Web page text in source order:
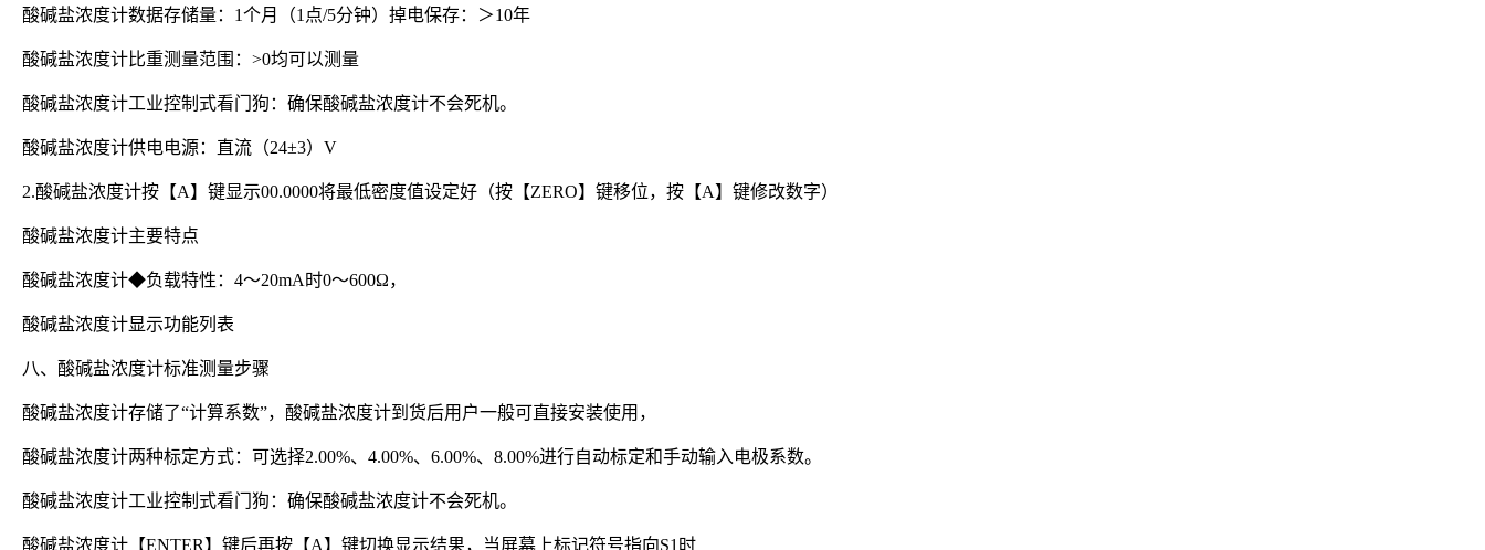
酸碱盐浓度计数据存储量：1个月（1点/5分钟）掉电保存：＞10年
酸碱盐浓度计比重测量范围：>0均可以测量
酸碱盐浓度计工业控制式看门狗：确保酸碱盐浓度计不会死机。
酸碱盐浓度计供电电源：直流（24±3）V
2.酸碱盐浓度计按【A】键显示00.0000将最低密度值设定好（按【ZERO】键移位，按【A】键修改数字）
酸碱盐浓度计主要特点
酸碱盐浓度计◆负载特性：4～20mA时0～600Ω，
酸碱盐浓度计显示功能列表
八、酸碱盐浓度计标准测量步骤
酸碱盐浓度计存储了“计算系数”，酸碱盐浓度计到货后用户一般可直接安装使用，
酸碱盐浓度计两种标定方式：可选择2.00%、4.00%、6.00%、8.00%进行自动标定和手动输入电极系数。
酸碱盐浓度计工业控制式看门狗：确保酸碱盐浓度计不会死机。
酸碱盐浓度计【ENTER】键后再按【A】键切换显示结果，当屏幕上标记符号指向S1时